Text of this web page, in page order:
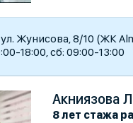
Жунисова, 8/10 (ЖК
18:00, сб: 09:00-13:00
Акниязова
8 лет стажа